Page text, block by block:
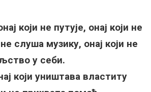
који не путује, онај који не
слуша музику, онај који не
у себи.
који уништава властиту